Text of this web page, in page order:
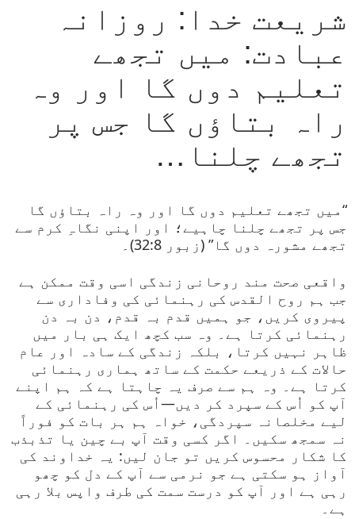
شریعت خدا: روزانہ
عبادت: میں تجھے
تعلیم دوں گا اور وہ
راہ بتاؤں گا جس پر
تجھے چلنا…
“میں تجھے تعلیم دوں گا اور وہ راہ بتاؤں گا
جس پر تجھے چلنا چاہیے؛ اور اپنی نگاہِ کرم سے
تجھے مشورہ دوں گا” (زبور 32:8)۔
واقعی صحت مند روحانی زندگی اسی وقت ممکن ہے
جب ہم روح القدس کی رہنمائی کی وفاداری سے
پیروی کریں، جو ہمیں قدم بہ قدم، دن بہ دن
رہنمائی کرتا ہے۔ وہ سب کچھ ایک ہی بار میں
ظاہر نہیں کرتا، بلکہ زندگی کے سادہ اور عام
حالات کے ذریعے حکمت کے ساتھ ہماری رہنمائی
کرتا ہے۔ وہ ہم سے صرف یہ چاہتا ہے کہ ہم اپنے
آپ کو اُس کے سپرد کر دیں—اُس کی رہنمائی کے
لیے مخلصانہ سپردگی، خواہ ہم ہر بات کو فوراً
نہ سمجھ سکیں۔ اگر کسی وقت آپ بے چین یا تذبذب
کا شکار محسوس کریں تو جان لیں: یہ خداوند کی
آواز ہو سکتی ہے جو نرمی سے آپ کے دل کو چھو
رہی ہے اور آپ کو درست سمت کی طرف واپس بلا رہی
ہے۔